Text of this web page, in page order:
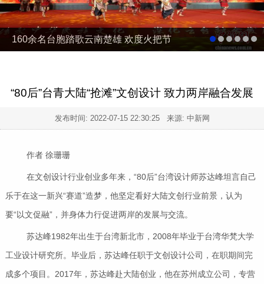
160余名台胞踏歌云南楚雄 欢度火把节
“80后”台青大陆“抢滩”文创设计 致力两岸融合发展
发布时间: 2022-07-15 22:30:25来源: 中新网
作者 徐珊珊
在文创设计行业创业多年来，“80后”台湾设计师苏达峰坦言自己
乐于在这一新兴“赛道”造梦，他坚定看好大陆文创行业前景，认为
要“以文促融”，并身体力行促进两岸的发展与交流。
苏达峰1982年出生于台湾新北市，2008年毕业于台湾华梵大学
工业设计研究所。毕业后，苏达峰任职于文创设计公司，在职期间完
成多个项目。2017年，苏达峰赴大陆创业，他在苏州成立公司，专营